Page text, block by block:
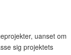
uanset om
sig projektets